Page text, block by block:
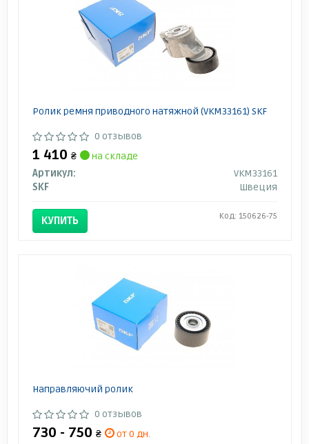
Ролик ремня приводного натяжной (VKM33161) SKF
0 отзывов
1 410 ₴
на складе
Артикул:
VKM33161
SKF
Швеция
КУПИТЬ Код: 150626-75
Направляючий ролик
0 отзывов
730 - 750 ₴
от 0 дн.